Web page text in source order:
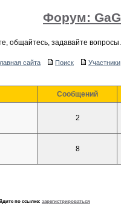
Форум:
общайтесь, задавайте
сайта Поиск Участники
Cообщений
2
8
по ссылке: зарегистрироваться